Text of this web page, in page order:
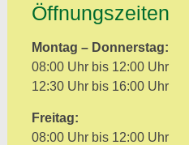
Öffnungszeiten
Montag – Donnerstag:
08:00 Uhr bis 12:00 Uhr
12:30 Uhr bis 16:00 Uhr
Freitag:
08:00 Uhr bis 12:00 Uhr